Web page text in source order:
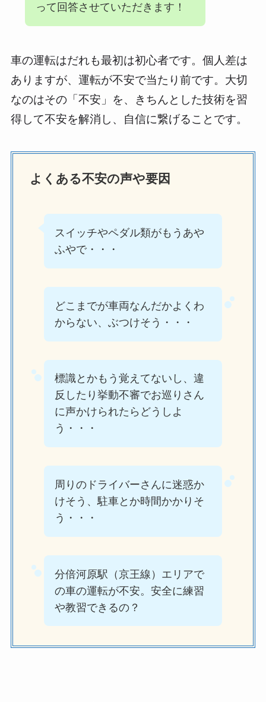
って回答させていただきます！
車の運転はだれも最初は初心者です。個人差は
ありますが、運転が不安で当たり前です。大切
なのはその「不安」を、きちんとした技術を習
得して不安を解消し、自信に繋げることです。
よくある不安の声や要因
スイッチやペダル類がもうあや
ふやで・・・
どこまでが車両なんだかよくわ
からない、ぶつけそう・・・
標識とかもう覚えてないし、違
反したり挙動不審でお巡りさん
に声かけられたらどうしよ
う・・・
周りのドライバーさんに迷惑か
けそう、駐車とか時間かかりそ
う・・・
分倍河原駅（京王線）エリアで
の車の運転が不安。安全に練習
や教習できるの？